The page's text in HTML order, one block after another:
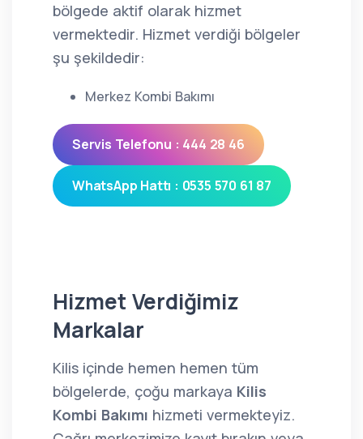
bölgede aktif olarak hizmet
vermektedir. Hizmet verdiği bölgeler
şu şekildedir:
Merkez Kombi Bakımı
Servis Telefonu : 444 28 46
WhatsApp Hattı : 0535 570 61 87
Hizmet Verdiğimiz
Markalar
Kilis içinde hemen hemen tüm
bölgelerde, çoğu markaya Kilis
Kombi Bakımı hizmeti vermekteyiz.